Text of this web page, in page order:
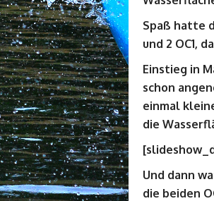
Spaß hatte
und 2 OC1,
Einstieg in
schon
einmal
die
Und dann
die beiden